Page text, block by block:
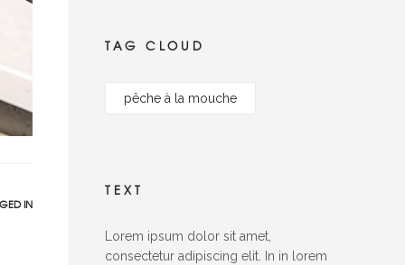
IN
TAG CLOUD
pêche à la mouche
TEXT
Lorem ipsum dolor sit amet,
consectetur adipiscing elit. In in lorem